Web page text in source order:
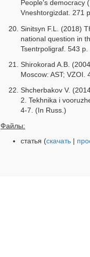
People's democracy
Vneshtorgizdat. 271
Sinitsyn F.L. (2018)
national question in
Tsentrpoligraf. 543
Shirokorad A.B.
Moscow: AST; VZOI.
Shcherbakov V.
2. Tekhnika i
4-7. (In Russ.)
Файлы:
статья (скачать |